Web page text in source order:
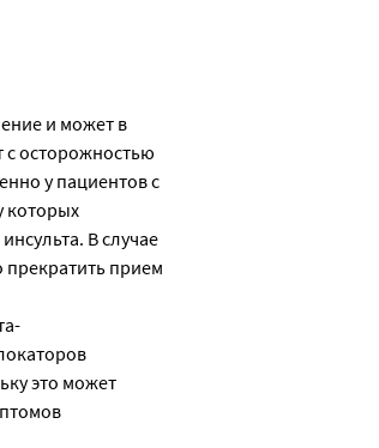
и может в
с осторожностью
у пациентов с
которых
В случае
прием
это может